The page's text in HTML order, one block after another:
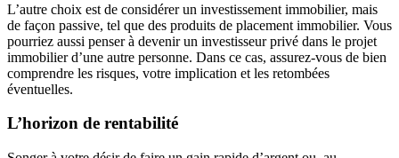
L’autre choix est de considérer un investissement immobilier, mais
de façon passive, tel que des produits de placement immobilier. Vous
pourriez aussi penser à devenir un investisseur privé dans le projet
immobilier d’une autre personne. Dans ce cas, assurez-vous de bien
comprendre les risques, votre implication et les retombées
éventuelles.
L’horizon de rentabilité